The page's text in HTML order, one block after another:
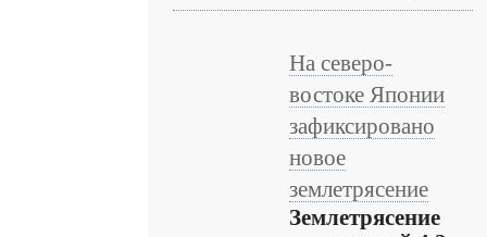
На северо-
востоке Японии
зафиксировано
новое
землетрясение
Землетрясение